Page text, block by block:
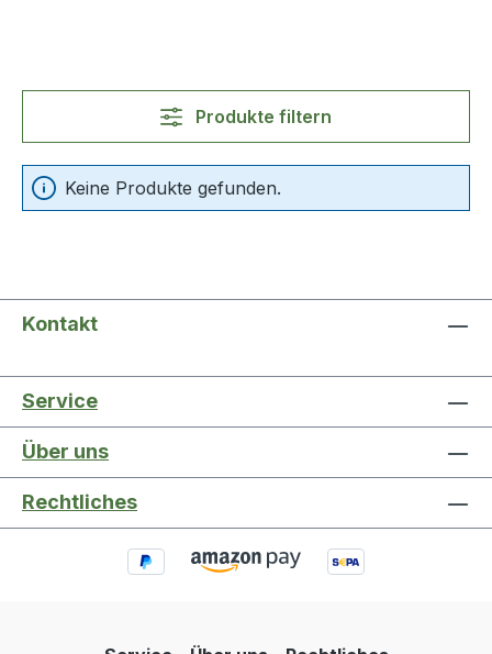
Produkte filtern
Keine Produkte gefunden.
Kontakt
Service
Über uns
Rechtliches